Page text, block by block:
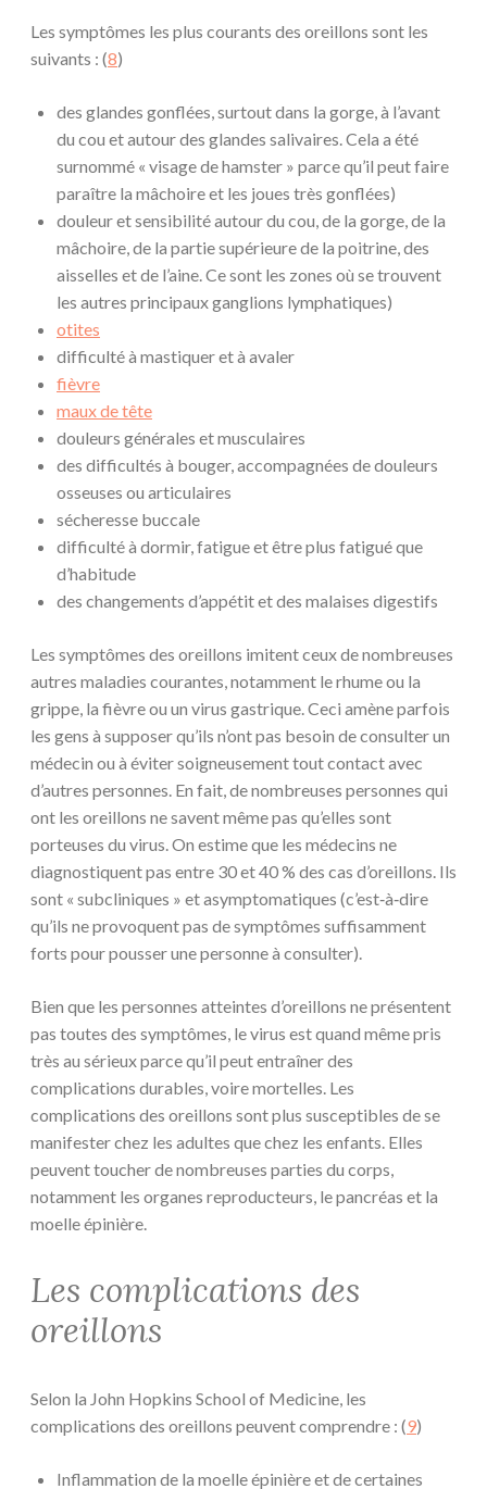
Les symptômes les plus courants des oreillons sont les
suivants : (8)
des glandes gonflées, surtout dans la gorge, à l’avant
du cou et autour des glandes salivaires. Cela a été
surnommé « visage de hamster » parce qu’il peut faire
paraître la mâchoire et les joues très gonflées)
douleur et sensibilité autour du cou, de la gorge, de la
mâchoire, de la partie supérieure de la poitrine, des
aisselles et de l’aine. Ce sont les zones où se trouvent
les autres principaux ganglions lymphatiques)
otites
difficulté à mastiquer et à avaler
fièvre
maux de tête
douleurs générales et musculaires
des difficultés à bouger, accompagnées de douleurs
osseuses ou articulaires
sécheresse buccale
difficulté à dormir, fatigue et être plus fatigué que
d’habitude
des changements d’appétit et des malaises digestifs
Les symptômes des oreillons imitent ceux de nombreuses
autres maladies courantes, notamment le rhume ou la
grippe, la fièvre ou un virus gastrique. Ceci amène parfois
les gens à supposer qu’ils n’ont pas besoin de consulter un
médecin ou à éviter soigneusement tout contact avec
d’autres personnes. En fait, de nombreuses personnes qui
ont les oreillons ne savent même pas qu’elles sont
porteuses du virus. On estime que les médecins ne
diagnostiquent pas entre 30 et 40 % des cas d’oreillons. Ils
sont « subcliniques » et asymptomatiques (c’est‑à‑dire
qu’ils ne provoquent pas de symptômes suffisamment
forts pour pousser une personne à consulter).
Bien que les personnes atteintes d’oreillons ne présentent
pas toutes des symptômes, le virus est quand même pris
très au sérieux parce qu’il peut entraîner des
complications durables, voire mortelles. Les
complications des oreillons sont plus susceptibles de se
manifester chez les adultes que chez les enfants. Elles
peuvent toucher de nombreuses parties du corps,
notamment les organes reproducteurs, le pancréas et la
moelle épinière.
Les complications des
oreillons
Selon la John Hopkins School of Medicine, les
complications des oreillons peuvent comprendre : (9)
Inflammation de la moelle épinière et de certaines